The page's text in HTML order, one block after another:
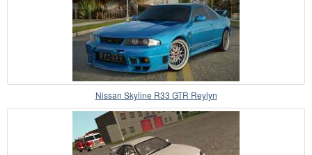
Nissan Skyline R33 GTR Reylyn